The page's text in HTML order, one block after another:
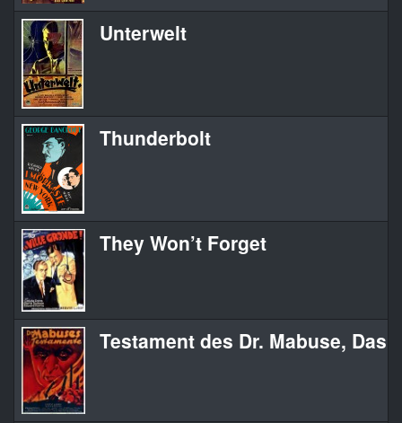
Unterwelt
Thunderbolt
They Won’t Forget
Testament des Dr. Mabuse, Das